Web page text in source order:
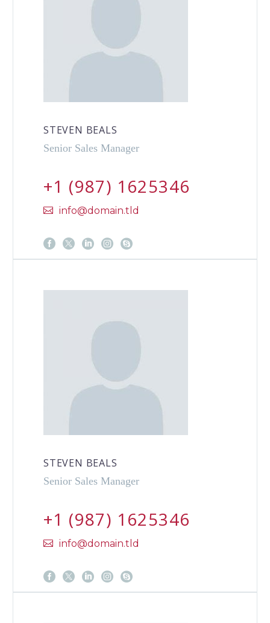
STEVEN BEALS
Senior Sales Manager
+1 (987) 1625346
info@domain.tld
STEVEN BEALS
Senior Sales Manager
+1 (987) 1625346
info@domain.tld